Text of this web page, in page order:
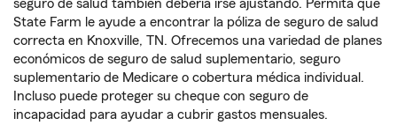
seguro de salud también debería irse ajustando. Permita que
State Farm le ayude a encontrar la póliza de seguro de salud
correcta en Knoxville, TN. Ofrecemos una variedad de planes
económicos de seguro de salud suplementario, seguro
suplementario de Medicare o cobertura médica individual.
Incluso puede proteger su cheque con seguro de
incapacidad para ayudar a cubrir gastos mensuales.